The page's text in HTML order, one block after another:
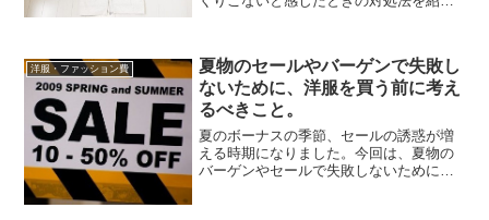
因があるかもしれない。当たり前と思っ
ていたことを見直すと、意...
洋服・ファッション費
夏物のセールやバーゲンで失敗し
ないために、洋服を買う前に考え
るべきこと。
夏のボーナスの季節、セールの誘惑が増
える時期になりました。今回は、夏物の
バーゲンやセールで失敗しないために、